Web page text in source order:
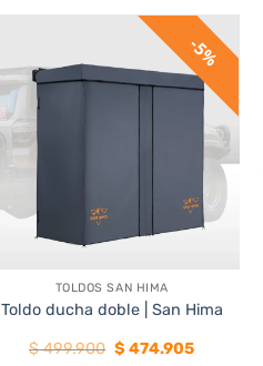
$ 249.900.
$ 237.405.
5%
TOLDOS SAN HIMA
Toldo ducha doble | San Hima
$499.900 El
$ 474.905El